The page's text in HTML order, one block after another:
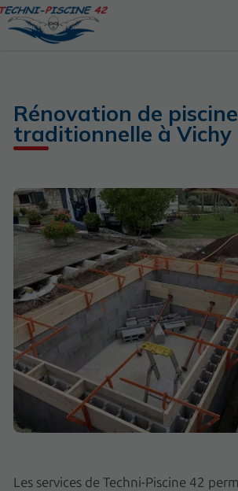
Rénovation de piscine
traditionnelle à Vichy
Les services de Techni-Piscine 42